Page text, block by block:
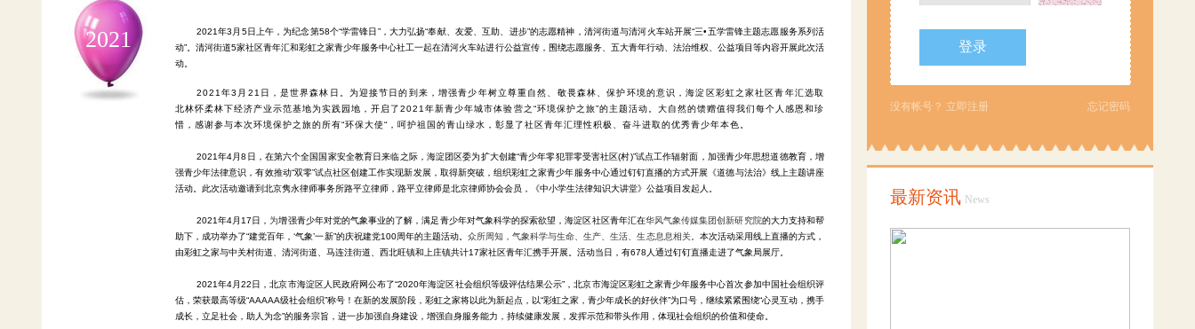
2021 2021年3月5日上午， 为纪念第58个“学雷锋日”，大力弘扬“奉献、友爱、互助、进步”的志愿精神，清河街道与清河火车站开展“三•五学雷锋主题志愿服务系列活
动”。清河街道5家社区青年汇和彩虹之家青少年服务中心社工一起在清河火车站进行公益宣传，围绕志愿服务、五大青年行动、法治维权、公益项目等内容开展此次活
动。
2021年3月21日，是世界森林日。
为迎接节日的到来，增强青少年树立尊重自然、敬畏森林、保护环境的意识，海淀区彩虹之家社区青年汇选取
北林怀柔林下经济产业示范基地为实践园地，开启了2021年新青少年城市体验营之“环境保护之旅”的主题活动。 大自然的馈赠值得我们每个人感恩和珍
惜，感谢参与本次环境保护之旅的所有“环保大使“，呵护祖国的青山绿水，彰显了社区青年汇理性积极、奋斗进取的优秀青少年本色。
2021年4月8日， 在第六个全国国家安全教育日来临之际，海淀团区委为扩大创建“青少年零犯罪零受害社区(村)”试点工作辐射面，加强青少年思想道德教育，增
强青少年法律意识，有效推动“双零”试点社区创建工作实现新发展，取得新突破，组织彩虹之家青少年服务中心通过钉钉直播的方式开展《道德与法治》线上主题讲座
活动。此次活动邀请到北京隽永律师事务所路平立律师，路平立律师是北京律师协会会员，《中小学生法律知识大讲堂》公益项目发起人。
2021年4月17日， 为增强青少年对党的气象事业的了解，满足青少年对气象科学的探索欲望，海淀区社区青年汇在华风气象传媒集团创新研究院的大力支持和帮
助下，成功举办了“建党百年，‘气象’一新”的庆祝建党100周年的主题活动。 众所周知，气象科学与生命、生产、生活、生态息息相关。 本次活动采用线上直播的方式，
由彩虹之家与中关村街道、清河街道、马连洼街道、西北旺镇和上庄镇共计17家社区青年汇携手开展。活动当日，有678人通过钉钉直播走进了气象局展厅。
2021年4月22日，北京市海淀区人民政府网公布了“2020年海淀区社会组织等级评估结果公示”，北京市海淀区彩虹之家青少年服务中心首次参加中国社会组织评
估，荣获最高等级“AAAAA级社会组织”称号！在新的发展阶段，彩虹之家将以此为新起点，以“彩虹之家，青少年成长的好伙伴”为口号，继续紧紧围绕“心灵互动，携手
成长，立足社会，助人为念”的服务宗旨，进一步加强自身建设，增强自身服务能力，持续健康发展，发挥示范和带头作用，体现社会组织的价值和使命。
没有帐号？ 立即注册 忘记密码
最新资讯 News